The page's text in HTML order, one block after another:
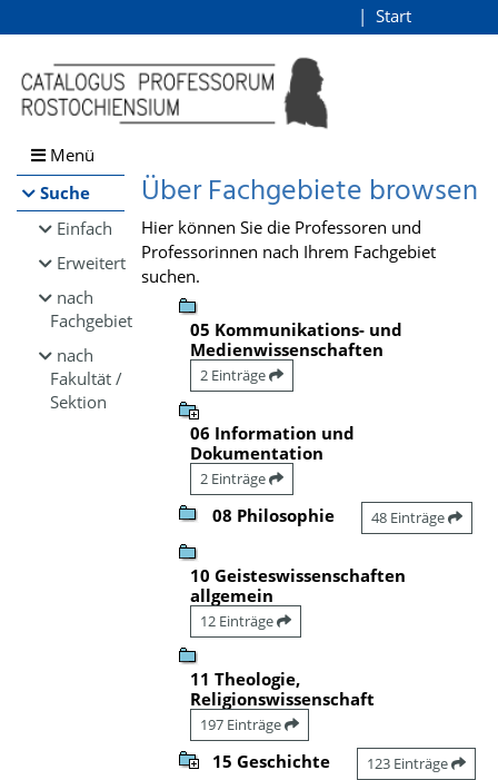
Browsen
direkt zum Inhalt
Start
Menü
Suche
Einfach
Erweitert
nach
Fachgebiet
nach
Fakultät /
Sektion
Über Fachgebiete browsen
Hier können Sie die Professoren und
Professorinnen nach Ihrem Fachgebiet
suchen.
05 Kommunikations- und
Medienwissenschaften
2 Einträge
06 Information und
Dokumentation
2 Einträge
08 Philosophie 48 Einträge
10 Geisteswissenschaften
allgemein
12 Einträge
11 Theologie,
Religionswissenschaft
197 Einträge
15 Geschichte 123 Einträge